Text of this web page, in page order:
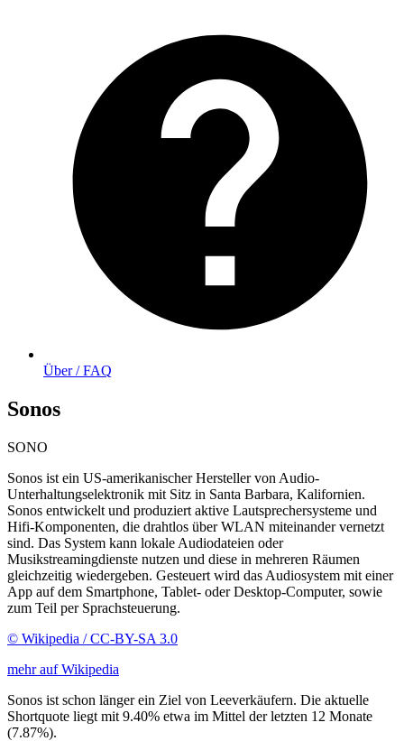
Über / FAQ
Sonos
SONO
Sonos ist ein US-amerikanischer Hersteller von Audio-
Unterhaltungselektronik mit Sitz in Santa Barbara, Kalifornien.
Sonos entwickelt und produziert aktive Lautsprechersysteme und
Hifi-Komponenten, die drahtlos über WLAN miteinander vernetzt
sind. Das System kann lokale Audiodateien oder
Musikstreamingdienste nutzen und diese in mehreren Räumen
gleichzeitig wiedergeben. Gesteuert wird das Audiosystem mit einer
App auf dem Smartphone, Tablet- oder Desktop-Computer, sowie
zum Teil per Sprachsteuerung.
© Wikipedia / CC-BY-SA 3.0
mehr auf Wikipedia
Sonos ist schon länger ein Ziel von Leeverkäufern. Die aktuelle
Shortquote liegt mit 9.40% etwa im Mittel der letzten 12 Monate
(7.87%).